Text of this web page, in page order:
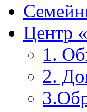
Центр
1.
2.